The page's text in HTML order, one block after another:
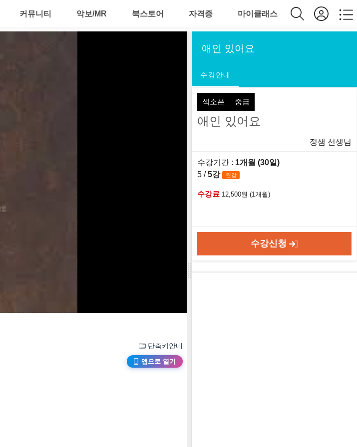
커뮤니티 악보/MR 북스토어 자격증 마이클래스
단축키안내
앱으로 열기
애인 있어요
수강안내
색소폰 중급
애인 있어요
정샘 선생님
수강기간 : 1개월 (30일)
5 /5강 완강
수강료 12,500원 (1개월)
수강신청